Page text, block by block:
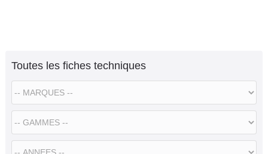
Toutes les fiches techniques